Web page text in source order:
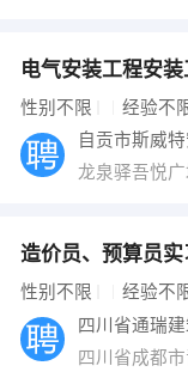
电气安装工程安装
性别不限 经验不
自贡市斯威
龙泉驿吾悦
造价员、预算员实
性别不限 经验不
四川省成都